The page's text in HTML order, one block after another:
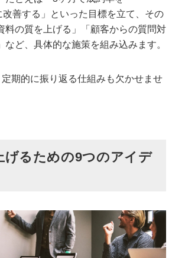
善する」といった目標を立て、その
料の質を上げる」「顧客からの質問対
など、具体的な施策を組み込みます。
期的に振り返る仕組みも欠かせませ
げるための9つのアイデ